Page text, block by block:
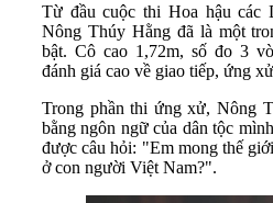
Từ đầu cuộc thi Hoa hậu các
Nông Thúy Hằng đã là một
bật. Cô cao 1,72m, số đo 3
đánh giá cao về giao tiếp, ứng
Trong phần thi ứng xử, Nông
bằng ngôn ngữ của dân tộc
được câu hỏi: "Em mong thế
ở con người Việt Nam?".